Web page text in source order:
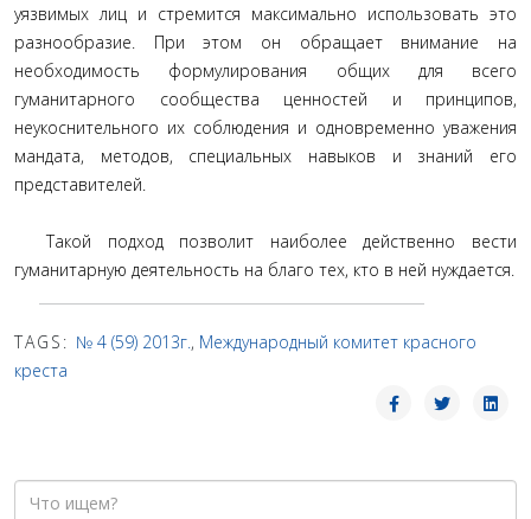
уязвимых лиц и стремится максимально использовать это
разнообразие. При этом он обращает внимание на
необходимость формулирования общих для всего
гуманитарного сообщества ценностей и принципов,
неукоснительного их соблюдения и одновременно уважения
мандата, методов, специальных навыков и знаний его
представителей.
Такой подход позволит наиболее действенно вести
гуманитарную деятельность на благо тех, кто в ней нуждается.
TAGS: № 4 (59) 2013г., Международный комитет красного
креста